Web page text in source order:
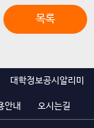
목록
대학정보공시알리미
안내 오시는길